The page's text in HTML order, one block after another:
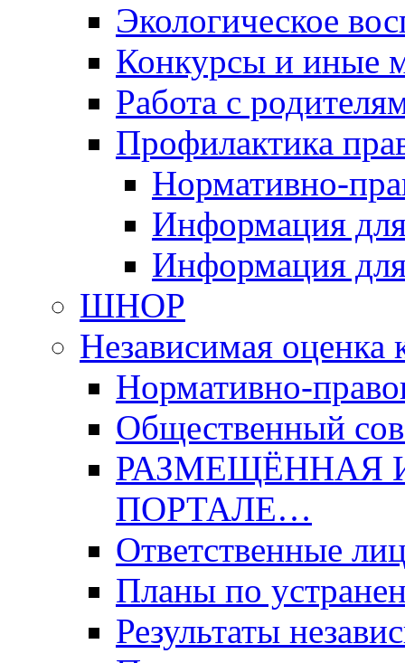
Экологическое
Конкурсы и иные
Работа с
Профилактика
Нормативно-
Информация для
Информация
ШНОР
Независимая оценка
Нормативно-
Общественный
РАЗМЕЩЁННАЯ
ПОРТАЛЕ…
Ответственные
Планы по
Результаты